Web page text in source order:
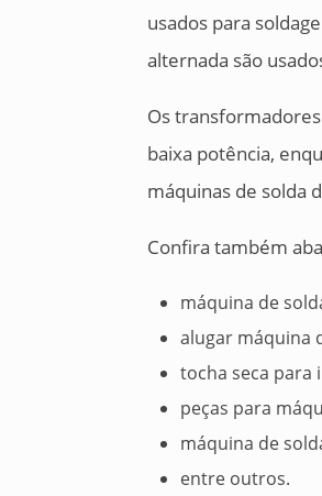
usados para
alternada são
Os
baixa potência,
máquinas de solda
Confira também
máquina de
alugar máquina
tocha seca para
peças para
máquina de
entre outros.